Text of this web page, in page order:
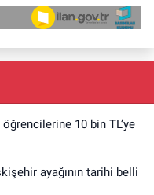
10 bin TL’ye
ayağının tarihi belli